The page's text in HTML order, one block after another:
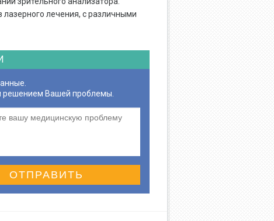
лазерного лечения, с различными
решением Вашей проблемы.
ОТПРАВИТЬ